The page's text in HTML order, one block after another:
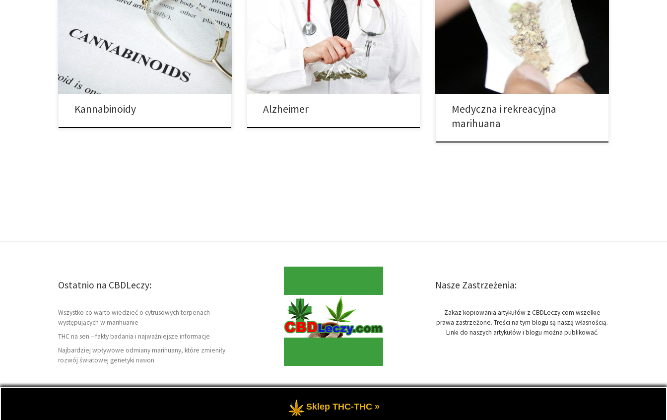
Aby zrozumieć skutki marihuany, musimy zrozumieć z
czego ona się konkretnie składa. Marihuana sama w
sobie jest tylko rośliną. To kannabinoidy sprawiają, że
jest ona magiczna. Kannabinoidy są związkami
aktywnymi w marihuany – dwa główne kannabinoidy
to tetrahydrokannabinol (THC) oraz kannabidiol (CBD).
Te kannabinoidy współdziałają z różnymi receptorami
endokannabinoidowymi w […]
Kannabinoidy
Medyczna marihuana zmniejsza efekty choroby
Alzheimera i zapewnia ulgę osobom cierpiącym na tę
chorobę. Według Alzheimer’s Association, ponad pięć
Amerykanów żyje z tą chorobą i jest to szósta główna
przyczyna śmierci w tym kraju. Osoby cierpiące na tę
chorobę doświadczają tak zwanego zamętu
umysłowego, trudności w myśleniu i rozumienie,
wahań […]
Alzheimer
Marihuana może być zarówno lekiem jak i
rekreacyjnym narkotykiem, ale oddzielenie jednego
od drugiego nie jest wcale takie proste. Według
Światowej Organizacji Zdrowia, marihuana jest
najbardziej popularnym rekreacyjnym narkotykiem na
całym świecie. Jednakże, w przeciwieństwie do wielu
innych narkotyków, marihuana jest również szeroko
stosowana jako lek. Fakt ten, wraz ze […]
Medyczna i rekreacyjna
marihuana
Ostatnio na CBDLeczy:
Wszystko co warto wiedzieć o cytrusowych terpenach
występujących w marihuanie
THC na sen – fakty badania i najważniejsze informacje
Najbardziej wpływowe odmiany marihuany, które zmieniły
rozwój światowej genetyki nasion
Nasze Zastrzeżenia:
Zakaz kopiowania artykułów z CBDLeczy.com wszelkie
prawa zastrzeżone. Treści na tym blogu są naszą własnością.
Linki do naszych artykułów i blogu można publikować.
- Medyczna marihuana i olej CBD-RSO w medycynie.
Sklep THC-THC »